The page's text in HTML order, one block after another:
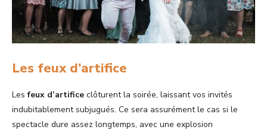
Les feux d’artifice
Lesfeux d’artifice clôturent la soirée, laissant vos invités
indubitablement subjugués. Ce sera assurément le cas si le
spectacle dure assez longtemps, avec une explosion